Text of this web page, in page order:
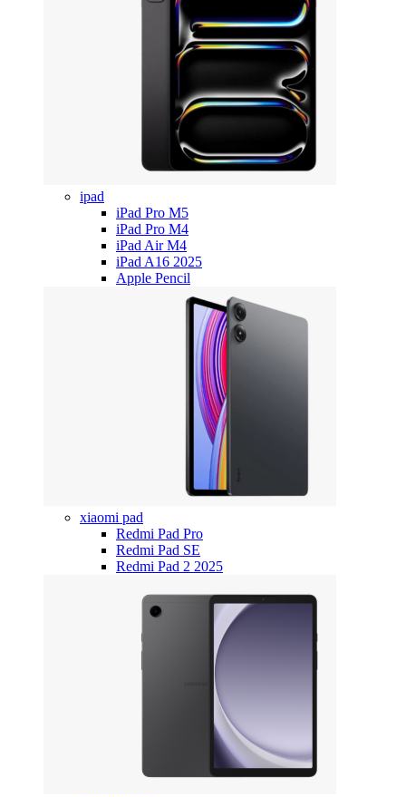
ipad
iPad Pro M5
iPad Pro M4
iPad Air M4
iPad A16 2025
Apple Pencil
xiaomi pad
Redmi Pad Pro
Redmi Pad SE
Redmi Pad 2 2025